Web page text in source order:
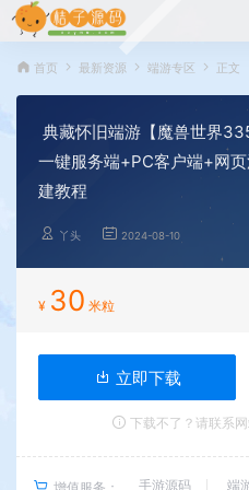
首页 最新资源 端游专区 正文
典藏怀旧端游【魔兽世界
一键服务端+PC客户端+网
建教程
丫头 2024-08-10
¥ 30 米粒
立即下载
下载不了？请联系
手游源码 端